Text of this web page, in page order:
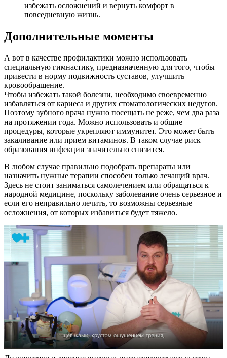
избежать осложнений и вернуть комфорт в
повседневную жизнь.
Дополнительные моменты
А вот в качестве профилактики можно использовать
специальную гимнастику, предназначенную для того, чтобы
привести в норму подвижность суставов, улучшить
кровообращение.
Чтобы избежать такой болезни, необходимо своевременно
избавляться от кариеса и других стоматологических недугов.
Поэтому зубного врача нужно посещать не реже, чем два раза
на протяжении года. Можно использовать и общие
процедуры, которые укрепляют иммунитет. Это может быть
закаливание или прием витаминов. В таком случае риск
образования инфекции значительно снизится.
В любом случае правильно подобрать препараты или
назначить нужные терапии способен только лечащий врач.
Здесь не стоит заниматься самолечением или обращаться к
народной медицине, поскольку заболевание очень серьезное и
если его неправильно лечить, то возможны серьезные
осложнения, от которых избавиться будет тяжело.